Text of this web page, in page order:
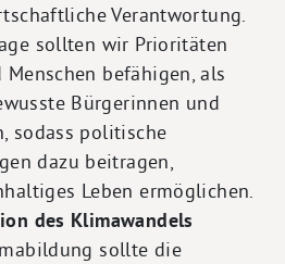
Verantwortung.
sollten wir Prioritäten
befähigen, als
Bürgerinnen und
sodass politische
dazu beitragen,
Leben ermöglichen.
des Klimawandels
sollte die